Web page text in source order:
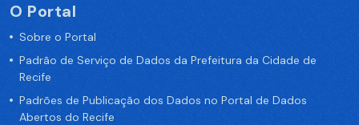
O Portal
Sobre o Portal
Padrão de Serviço de Dados da Prefeitura da Cidade de
Recife
Padrões de Publicação dos Dados no Portal de Dados
Abertos do Recife